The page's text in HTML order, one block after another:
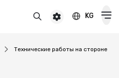
KG
Технические работы на стороне